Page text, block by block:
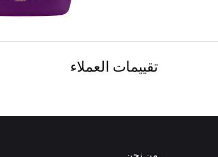
تقييمات العملاء